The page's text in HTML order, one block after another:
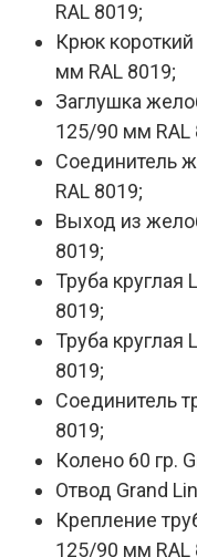
RAL 8019;
Крюк
мм RAL 8019;
Заглушка
125/90 мм RAL
Соединитель
RAL 8019;
Выход из
8019;
Труба круглая
8019;
Труба круглая
8019;
Соединитель
8019;
Колено 60 гр.
Отвод Grand
Крепление
125/90 мм RAL